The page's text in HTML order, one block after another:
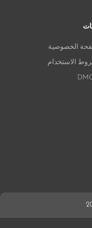
الخصوصية
الاستخدام